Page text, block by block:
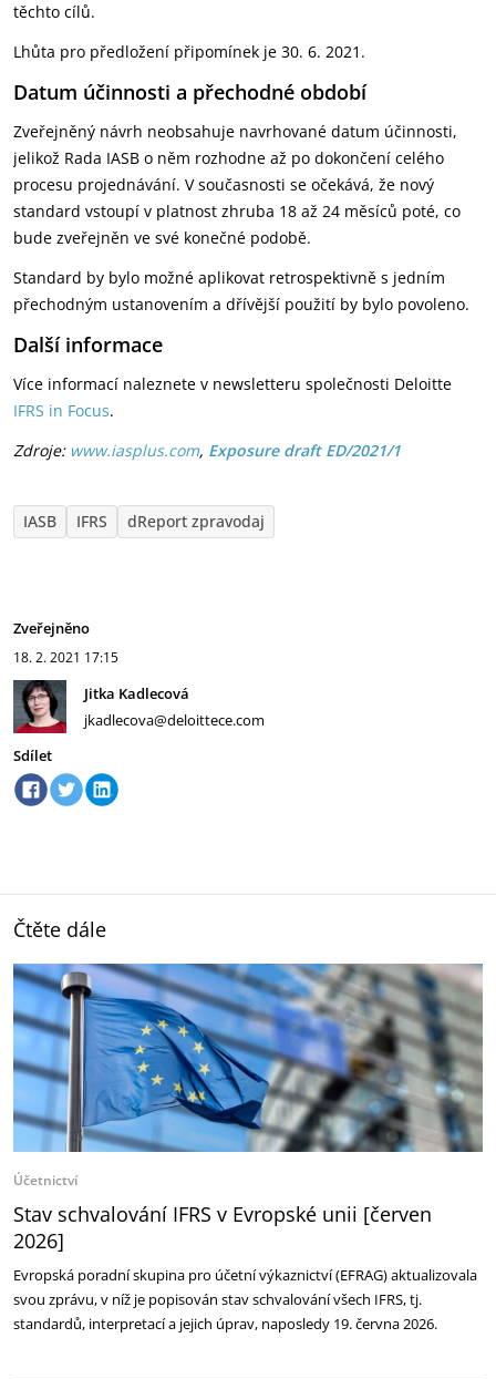
těchto cílů.
Lhůta pro předložení připomínek je 30. 6. 2021.
Datum účinnosti a přechodné období
Zveřejněný návrh neobsahuje navrhované datum účinnosti,
jelikož Rada IASB o něm rozhodne až po dokončení celého
procesu projednávání. V současnosti se očekává, že nový
standard vstoupí v platnost zhruba 18 až 24 měsíců poté, co
bude zveřejněn ve své konečné podobě.
Standard by bylo možné aplikovat retrospektivně s jedním
přechodným ustanovením a dřívější použití by bylo povoleno.
Další informace
Více informací naleznete v newsletteru společnosti Deloitte
IFRS in Focus.
Zdroje: www.iasplus.com, Exposure draft ED/2021/1
IASB IFRS dReport zpravodaj
Zveřejněno
18. 2. 2021 17:15
Jitka Kadlecová
jkadlecova@deloittece.com
Sdílet
Čtěte dále
Účetnictví
Stav schvalování IFRS v Evropské unii [červen
2026]
Evropská poradní skupina pro účetní výkaznictví (EFRAG) aktualizovala
svou zprávu, v níž je popisován stav schvalování všech IFRS, tj.
standardů, interpretací a jejich úprav, naposledy 19. června 2026.